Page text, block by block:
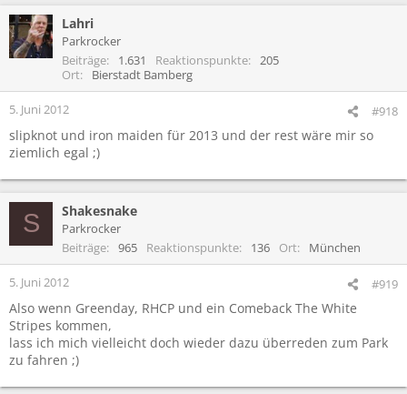
k
t
i
n
:
Lahri
Parkrocker
Beiträge
1.631 Reaktionspunkte
205
Ort
Bierstadt Bamberg
5. Juni 2012 #918
slipknot und iron maiden für 2013 und der rest wäre mir so
ziemlich egal ;)
S Shakesnake
Parkrocker
Beiträge
965 Reaktionspunkte 136 Ort München
5. Juni 2012 #919
Also wenn Greenday, RHCP und ein Comeback The White
Stripes kommen,
lass ich mich vielleicht doch wieder dazu überreden zum Park
zu fahren ;)